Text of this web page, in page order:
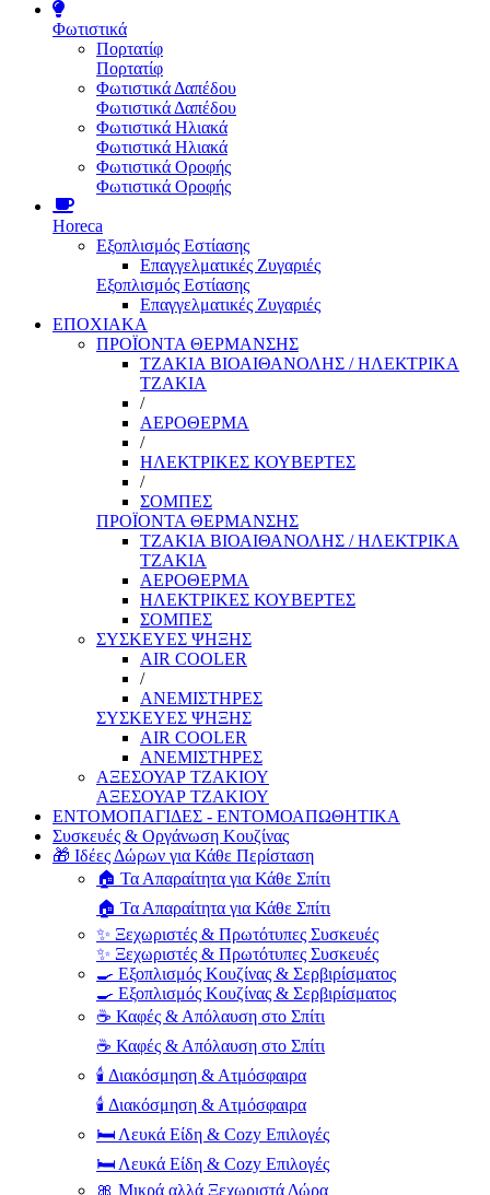
Φωτιστικά
Πορτατίφ
Πορτατίφ
Φωτιστικά Δαπέδου
Φωτιστικά Δαπέδου
Φωτιστικά Ηλιακά
Φωτιστικά Ηλιακά
Φωτιστικά Οροφής
Φωτιστικά Οροφής
Horeca
Εξοπλισμός Εστίασης
Επαγγελματικές Ζυγαριές
Εξοπλισμός Εστίασης
Επαγγελματικές Ζυγαριές
ΕΠΟΧΙΑΚΑ
ΠΡΟΪΟΝΤΑ ΘΕΡΜΑΝΣΗΣ
ΤΖΑΚΙΑ ΒΙΟΑΙΘΑΝΟΛΗΣ / ΗΛΕΚΤΡΙΚΑ
ΤΖΑΚΙΑ
/
ΑΕΡΟΘΕΡΜΑ
/
ΗΛΕΚΤΡΙΚΕΣ ΚΟΥΒΕΡΤΕΣ
/
ΣΟΜΠΕΣ
ΠΡΟΪΟΝΤΑ ΘΕΡΜΑΝΣΗΣ
ΤΖΑΚΙΑ ΒΙΟΑΙΘΑΝΟΛΗΣ / ΗΛΕΚΤΡΙΚΑ
ΤΖΑΚΙΑ
ΑΕΡΟΘΕΡΜΑ
ΗΛΕΚΤΡΙΚΕΣ ΚΟΥΒΕΡΤΕΣ
ΣΟΜΠΕΣ
ΣΥΣΚΕΥΕΣ ΨΗΞΗΣ
AIR COOLER
/
ΑΝΕΜΙΣΤΗΡΕΣ
ΣΥΣΚΕΥΕΣ ΨΗΞΗΣ
AIR COOLER
ΑΝΕΜΙΣΤΗΡΕΣ
ΑΞΕΣΟΥΑΡ ΤΖΑΚΙΟΥ
ΑΞΕΣΟΥΑΡ ΤΖΑΚΙΟΥ
ΕΝΤΟΜΟΠΑΓΙΔΕΣ - ΕΝΤΟΜΟΑΠΩΘΗΤΙΚΑ
Συσκευές & Οργάνωση Κουζίνας
🎁 Ιδέες Δώρων για Κάθε Περίσταση
🏠 Τα Απαραίτητα για Κάθε Σπίτι
🏠 Τα Απαραίτητα για Κάθε Σπίτι
✨ Ξεχωριστές & Πρωτότυπες Συσκευές
✨ Ξεχωριστές & Πρωτότυπες Συσκευές
🍳 Εξοπλισμός Κουζίνας & Σερβιρίσματος
🍳 Εξοπλισμός Κουζίνας & Σερβιρίσματος
☕ Καφές & Απόλαυση στο Σπίτι
☕ Καφές & Απόλαυση στο Σπίτι
🕯️ Διακόσμηση & Ατμόσφαιρα
🕯️ Διακόσμηση & Ατμόσφαιρα
🛏️ Λευκά Είδη & Cozy Επιλογές
🛏️ Λευκά Είδη & Cozy Επιλογές
🎀 Μικρά αλλά Ξεχωριστά Δώρα